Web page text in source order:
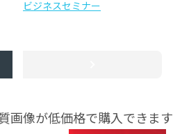
ビジネスセミナー
画像が低価格で購入できます